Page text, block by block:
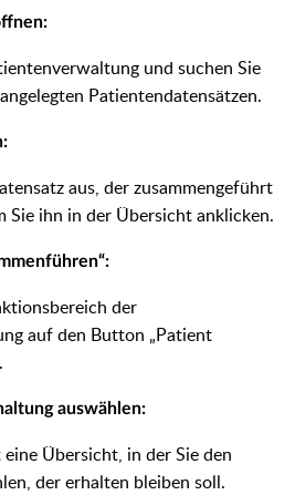
und suchen Sie
Patientendatensätzen.
aus, der zusammengeführt
Sie ihn in der Übersicht anklicken.
der
auf den Button „Patient
auswählen:
Übersicht, in der Sie den
der erhalten bleiben soll.